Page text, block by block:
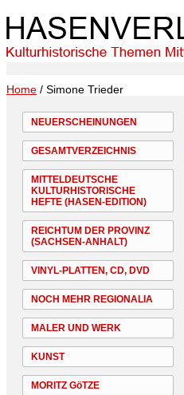
Home / Simone Trieder
NEUERSCHEINUNGEN
GESAMTVERZEICHNIS
MITTELDEUTSCHE
KULTURHISTORISCHE
HEFTE (HASEN-EDITION)
REICHTUM DER PROVINZ
(SACHSEN-ANHALT)
VINYL-PLATTEN, CD, DVD
NOCH MEHR REGIONALIA
MALER UND WERK
KUNST
MORITZ GöTZE